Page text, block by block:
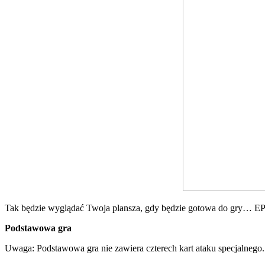
Tak będzie wyglądać Twoja plansza, gdy będzie gotowa do gry…
Podstawowa gra
Uwaga: Podstawowa gra nie zawiera czterech kart ataku specjalnego.